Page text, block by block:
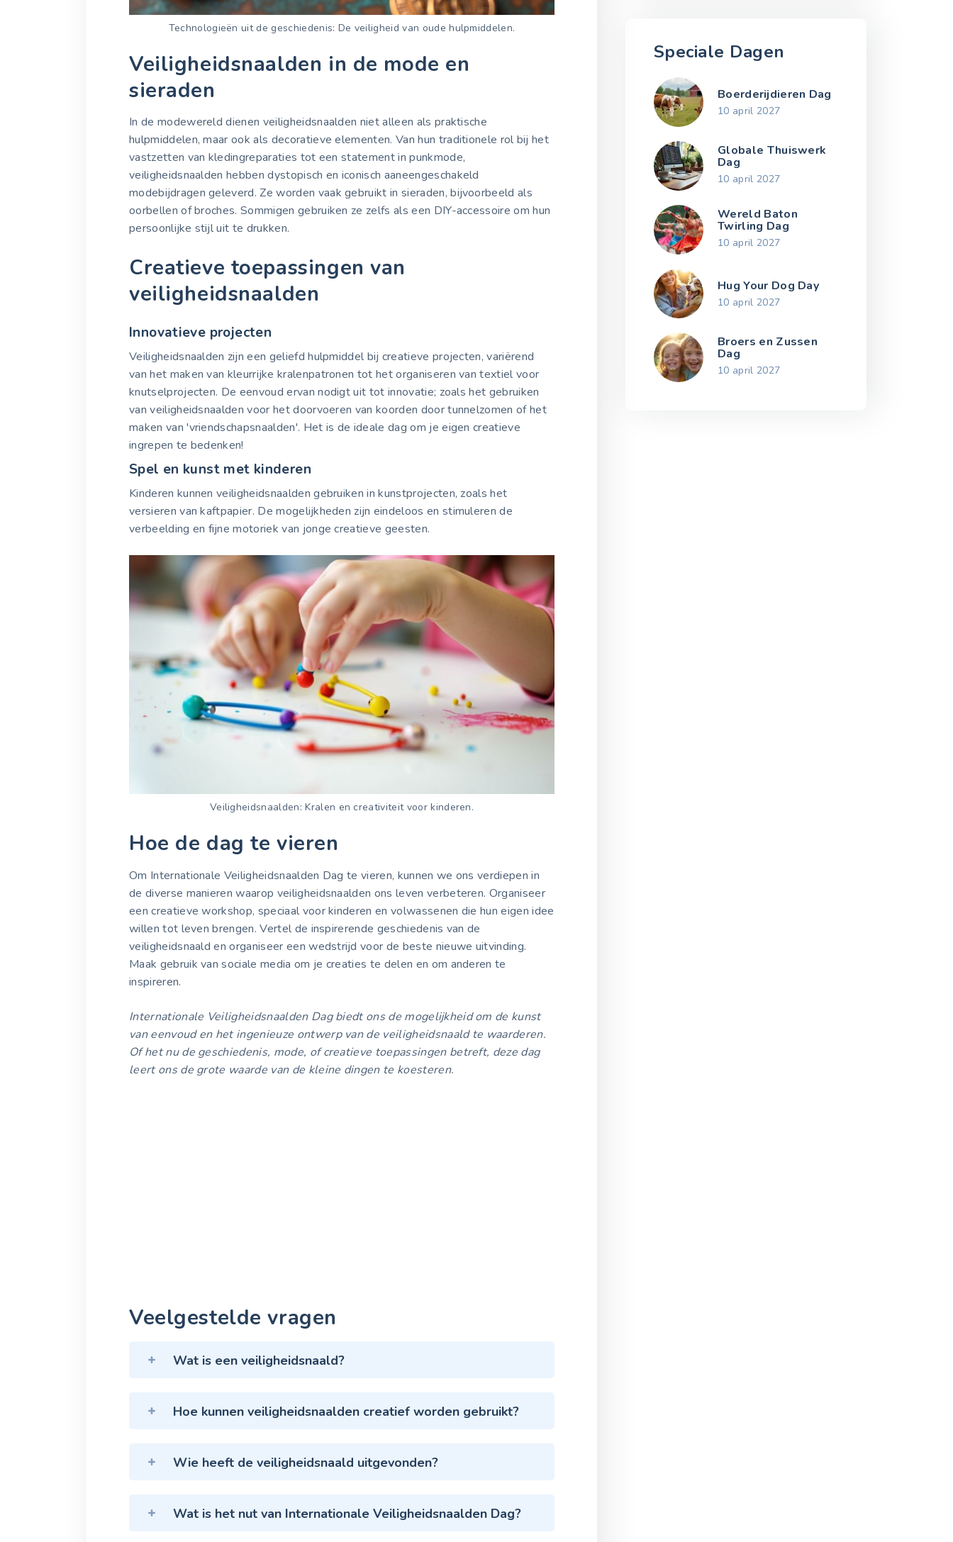
Technologieën uit de geschiedenis: De veiligheid van oude hulpmiddelen.
Veiligheidsnaalden in de mode en
sieraden
In de modewereld dienen veiligheidsnaalden niet alleen als praktische
hulpmiddelen, maar ook als decoratieve elementen. Van hun traditionele rol bij het
vastzetten van kledingreparaties tot een statement in punkmode,
veiligheidsnaalden hebben dystopisch en iconisch aaneengeschakeld
modebijdragen geleverd. Ze worden vaak gebruikt in sieraden, bijvoorbeeld als
oorbellen of broches. Sommigen gebruiken ze zelfs als een DIY-accessoire om hun
persoonlijke stijl uit te drukken.
Creatieve toepassingen van
veiligheidsnaalden
Innovatieve projecten
Veiligheidsnaalden zijn een geliefd hulpmiddel bij creatieve projecten, variërend
van het maken van kleurrijke kralenpatronen tot het organiseren van textiel voor
knutselprojecten. De eenvoud ervan nodigt uit tot innovatie; zoals het gebruiken
van veiligheidsnaalden voor het doorvoeren van koorden door tunnelzomen of het
maken van 'vriendschapsnaalden'. Het is de ideale dag om je eigen creatieve
ingrepen te bedenken!
Spel en kunst met kinderen
Kinderen kunnen veiligheidsnaalden gebruiken in kunstprojecten, zoals het
versieren van kaftpapier. De mogelijkheden zijn eindeloos en stimuleren de
verbeelding en fijne motoriek van jonge creatieve geesten.
Veiligheidsnaalden: Kralen en creativiteit voor kinderen.
Hoe de dag te vieren
Om Internationale Veiligheidsnaalden Dag te vieren, kunnen we ons verdiepen in
de diverse manieren waarop veiligheidsnaalden ons leven verbeteren. Organiseer
een creatieve workshop, speciaal voor kinderen en volwassenen die hun eigen idee
willen tot leven brengen. Vertel de inspirerende geschiedenis van de
veiligheidsnaald en organiseer een wedstrijd voor de beste nieuwe uitvinding.
Maak gebruik van sociale media om je creaties te delen en om anderen te
inspireren.
Internationale Veiligheidsnaalden Dag biedt ons de mogelijkheid om de kunst
van eenvoud en het ingenieuze ontwerp van de veiligheidsnaald te waarderen.
Of het nu de geschiedenis, mode, of creatieve toepassingen betreft, deze dag
leert ons de grote waarde van de kleine dingen te koesteren.
Veelgestelde vragen
Wat is een veiligheidsnaald?
Hoe kunnen veiligheidsnaalden creatief worden gebruikt?
Wie heeft de veiligheidsnaald uitgevonden?
Wat is het nut van Internationale Veiligheidsnaalden Dag?
Speciale Dagen
Boerderijdieren Dag
10 april 2027
Globale Thuiswerk
Dag
10 april 2027
Wereld Baton
Twirling Dag
10 april 2027
Hug Your Dog Day
10 april 2027
Broers en Zussen
Dag
10 april 2027